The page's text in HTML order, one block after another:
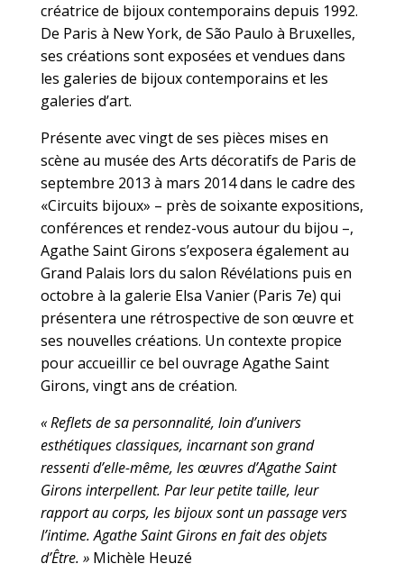
créatrice de bijoux contemporains depuis 1992.
De Paris à New York, de São Paulo à Bruxelles,
ses créations sont exposées et vendues dans
les galeries de bijoux contemporains et les
galeries d’art.
Présente avec vingt de ses pièces mises en
scène au musée des Arts décoratifs de Paris de
septembre 2013 à mars 2014 dans le cadre des
«Circuits bijoux» – près de soixante expositions,
conférences et rendez-vous autour du bijou –,
Agathe Saint Girons s’exposera également au
Grand Palais lors du salon Révélations puis en
octobre à la galerie Elsa Vanier (Paris 7e) qui
présentera une rétrospective de son œuvre et
ses nouvelles créations. Un contexte propice
pour accueillir ce bel ouvrage Agathe Saint
Girons, vingt ans de création.
« Reflets de sa personnalité, loin d’univers
esthétiques classiques, incarnant son grand
ressenti d’elle-même, les œuvres d’Agathe Saint
Girons interpellent. Par leur petite taille, leur
rapport au corps, les bijoux sont un passage vers
l’intime. Agathe Saint Girons en fait des objets
d’Être. »Michèle Heuzé